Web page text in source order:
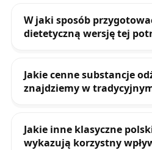
W jaki sposób
dietetyczną wersję tej
Jakie cenne substancje
znajdziemy w
Jakie inne klasyczne
wykazują korzystny